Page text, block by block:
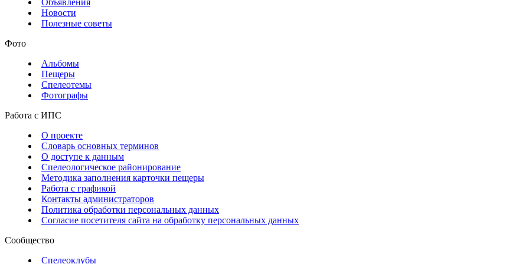
Объявления
Новости
Полезные советы
Фото
Альбомы
Пещеры
Спелеотемы
Фотографы
Работа с ИПС
О проекте
Словарь основных терминов
О доступе к данным
Спелеологическое районирование
Методика заполнения карточки пещеры
Работа с графикой
Контакты администраторов
Политика обработки персональных данных
Согласие посетителя сайта на обработку персональных данных
Сообщество
Спелеоклубы